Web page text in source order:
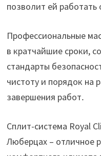
позволит ей
Профессиональные
в кратчайшие сроки,
стандарты
чистоту и порядок на
завершения работ․
Сплит-система Royal
Люберцах – отличное